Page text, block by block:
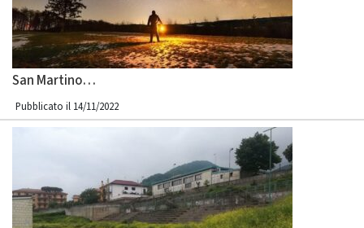
San Martino…
Pubblicato il 14/11/2022